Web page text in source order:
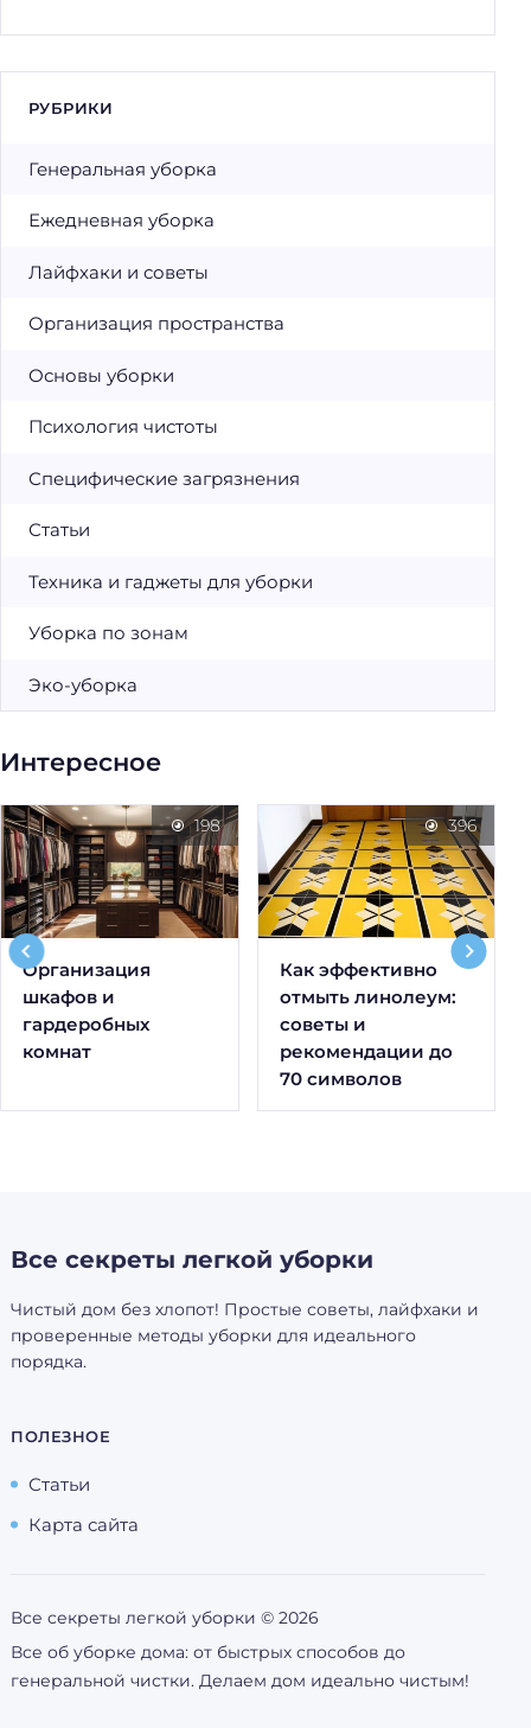
РУБРИКИ
Генеральная уборка
Ежедневная уборка
Лайфхаки и советы
Организация пространства
Основы уборки
Психология чистоты
Специфические загрязнения
Статьи
Техника и гаджеты для уборки
Уборка по зонам
Эко-уборка
Интересное
Организация
шкафов и
гардеробных
комнат
198
Как эффективно
отмыть линолеум:
советы и
рекомендации до
70 символов
396
Все секреты легкой уборки
Чистый дом без хлопот! Простые советы, лайфхаки и
проверенные методы уборки для идеального
порядка.
ПОЛЕЗНОЕ
Статьи
Карта сайта
Все секреты легкой уборки © 2026
Все об уборке дома: от быстрых способов до
генеральной чистки. Делаем дом идеально чистым!